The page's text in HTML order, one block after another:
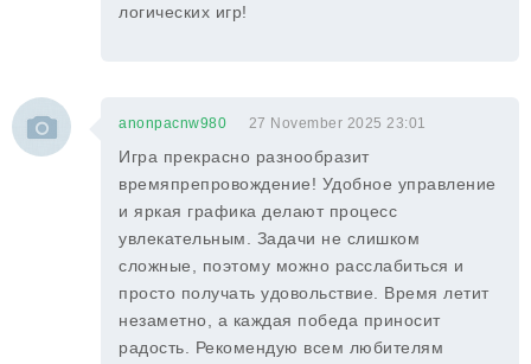
логических игр!
anonpacnw980 27 November 2025 23:01
Игра прекрасно разнообразит
времяпрепровождение! Удобное управление
и яркая графика делают процесс
увлекательным. Задачи не слишком
сложные, поэтому можно расслабиться и
просто получать удовольствие. Время летит
незаметно, а каждая победа приносит
радость. Рекомендую всем любителям